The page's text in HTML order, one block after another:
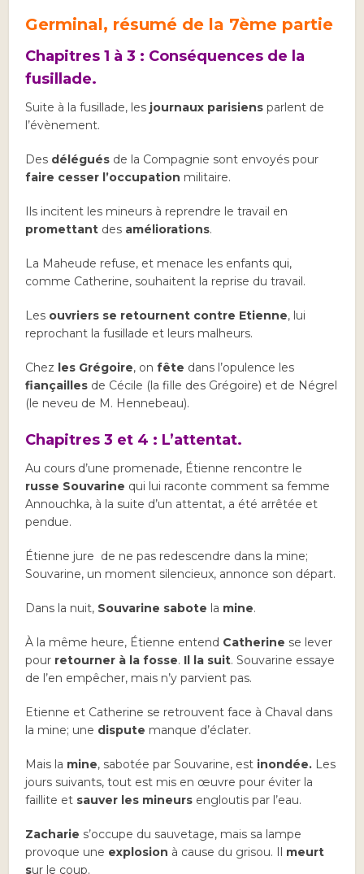
Germinal, résumé de la 7ème partie
Chapitres 1 à 3 : Conséquences de la
fusillade.
Suite à la fusillade, les journaux parisiens parlent de
l’évènement.
Des délégués de la Compagnie sont envoyés pour
faire cesser l’occupation militaire.
Ils incitent les mineurs à reprendre le travail en
promettant des améliorations.
La Maheude refuse, et menace les enfants qui,
comme Catherine, souhaitent la reprise du travail.
Les ouvriers se retournent contre Etienne, lui
reprochant la fusillade et leurs malheurs.
Chez les Grégoire, onfête dans l’opulence les
fiançailles de Cécile (la fille des Grégoire) et de Négrel
(le neveu de M. Hennebeau).
Chapitres 3 et 4 : L’attentat.
Au cours d’une promenade, Étienne rencontre le
russe Souvarine qui lui raconte comment sa femme
Annouchka, à la suite d’un attentat, a été arrêtée et
pendue.
Étienne jure de ne pas redescendre dans la mine;
Souvarine, un moment silencieux, annonce son départ.
Dans la nuit, Souvarine sabote la mine.
À la même heure, Étienne entend Catherine se lever
pour retourner à la fosse. Il la suit. Souvarine essaye
de l’en empêcher, mais n’y parvient pas.
Etienne et Catherine se retrouvent face à Chaval dans
la mine; une dispute manque d’éclater.
Mais la mine, sabotée par Souvarine, est inondée. Les
jours suivants, tout est mis en œuvre pour éviter la
faillite et sauver les mineurs engloutis par l’eau.
Zacharie s’occupe du sauvetage, mais sa lampe
provoque une explosion à cause du grisou. Il meurt
sur le coup.